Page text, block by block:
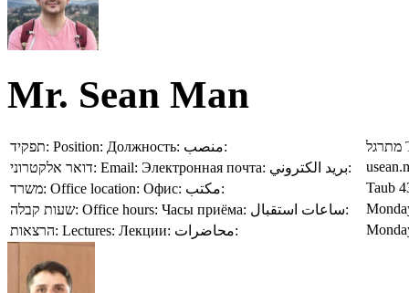
Mr. Sean Man
תפקיד: Position: Должность: منصب: מתרגל
דואר אלקטרוני: Email: Электронная почта: بريد الكتروني:
משרד: Office location: Офис: مكتب:
Taub
שעות קבלה: Office hours: Часы приёма: ساعات استقبال:
הרצאות: Lectures: Лекции: محاضرات: